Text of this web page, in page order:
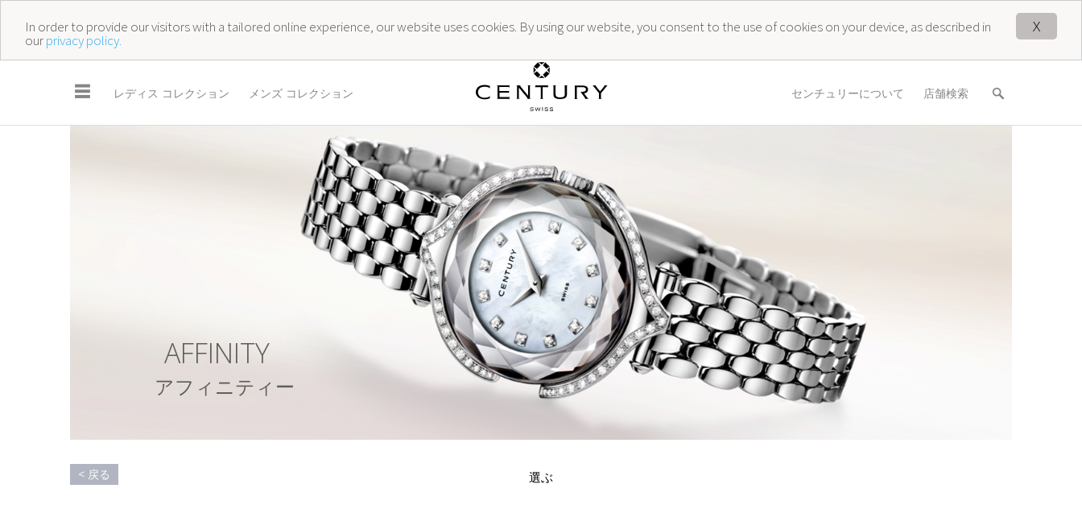
X
In order to provide our visitors with a tailored online experience, our website uses cookies. By using our website, you consent to the use of cookies on your device, as described in
ourprivacy policy.
☰ レディス コレクション メンズ コレクション センチュリーについて 店舗検索
AFFINITY
アフ ィ ニテ ィ ー
< 戻る 選ぶ